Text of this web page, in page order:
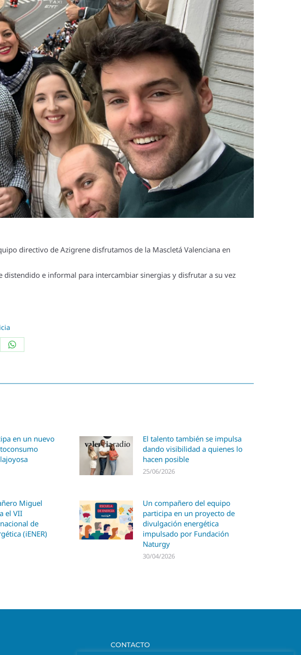
directivo de Azigrene disfrutamos de la Mascletá Valenciana en
e informal para intercambiar sinergias y disfrutar a su vez
en un nuevo
El talento también se impulsa
dando visibilidad a quienes lo
hacen posible
25/06/2026
Miguel
el VII
de
(iENER)
Un compañero del equipo
participa en un proyecto de
divulgación energética
impulsado por Fundación
Naturgy
30/04/2026
CONTACTO